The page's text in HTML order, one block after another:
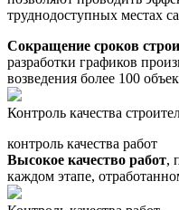
труднодоступных местах
Сокращение сроков
разработки графиков
возведения более 100
Контроль качества
контроль качества работ
Высокое качество работ,
каждом этапе,